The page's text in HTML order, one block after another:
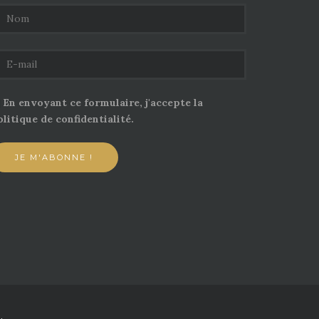
En envoyant ce formulaire, j'accepte la
de confidentialité.